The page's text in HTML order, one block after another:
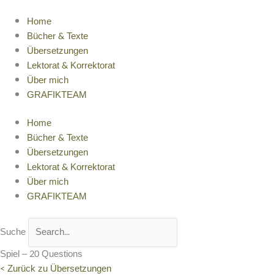
Inhalt
springen
Home
Bücher & Texte
Übersetzungen
Lektorat & Korrektorat
Über mich
GRAFIKTEAM
Home
Bücher & Texte
Übersetzungen
Lektorat & Korrektorat
Über mich
GRAFIKTEAM
Suche
Spiel – 20 Questions
< Zurück zu Übersetzungen